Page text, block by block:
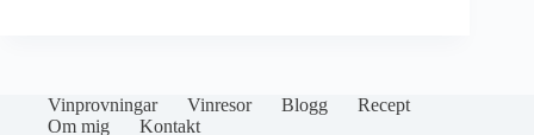
Vinprovningar Vinresor Blogg
Recept
Om mig
Kontakt